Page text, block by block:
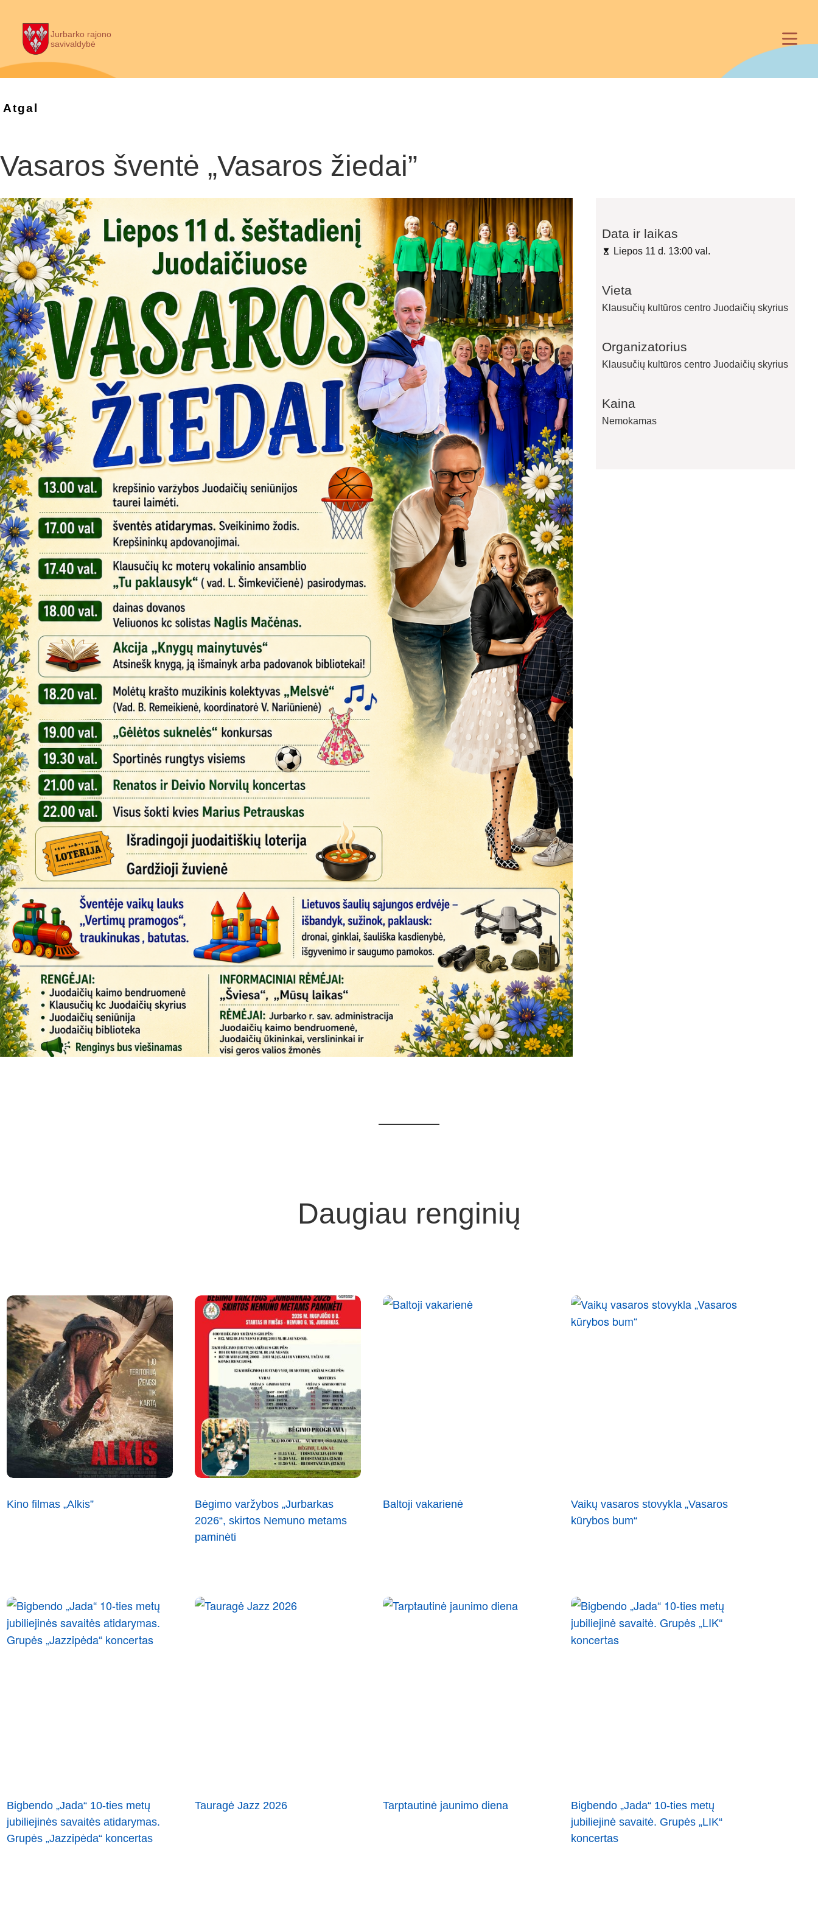
Jurbarko rajono
savivaldybė
Atgal
Vasaros šventė „Vasaros žiedai”
Data ir laikas
Liepos 11 d. 13:00 val.
Vieta
Klausučių kultūros centro Juodaičių skyrius
Organizatorius
Klausučių kultūros centro Juodaičių skyrius
Kaina
Nemokamas
Daugiau renginių
Kino filmas „Alkis”
Bėgimo varžybos „Jurbarkas
2026“, skirtos Nemuno metams
paminėti
Baltoji vakarienė
Vaikų vasaros stovykla „Vasaros
kūrybos bum“
Bigbendo „Jada“ 10-ties metų
jubiliejinės savaitės atidarymas.
Grupės „Jazzipėda“ koncertas
Tauragė Jazz 2026 Tarptautinė jaunimo diena
Bigbendo „Jada“ 10-ties metų
jubiliejinė savaitė. Grupės „LIK“
koncertas